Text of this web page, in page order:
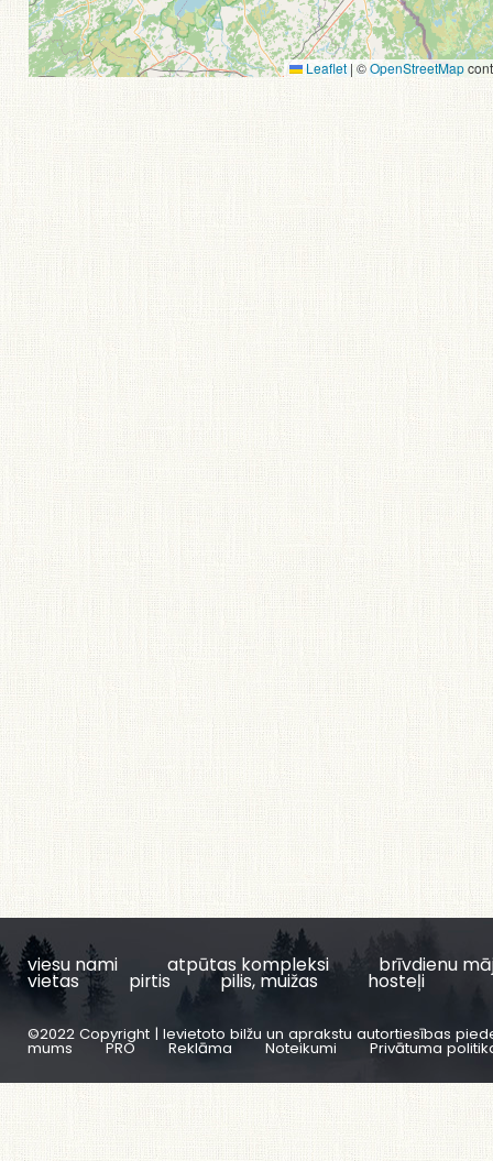
Leaflet | ©OpenStreetMap
viesu nami atpūtas kompleksi brīvdienu
vietas pirtis pilis, muižas hosteļi
©2022 Copyright | Ievietoto bilžu un aprakstu autortiesības
mums PRO Reklāma Noteikumi Privātuma